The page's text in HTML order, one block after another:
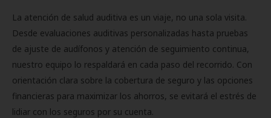
La atención de salud auditiva es un viaje, no una sola visita.
Desde evaluaciones auditivas personalizadas hasta pruebas
de ajuste de audífonos y atención de seguimiento continua,
nuestro equipo lo respaldará en cada paso del recorrido. Con
orientación clara sobre la cobertura de seguro y las opciones
financieras para maximizar los ahorros, se evitará el estrés de
lidiar con los seguros por su cuenta.